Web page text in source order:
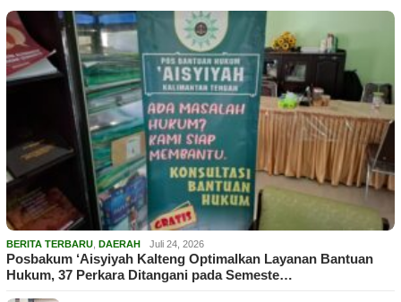
BERITA TERBARU DAERAH Juli 24, 2026
Posbakum ‘Aisyiyah Kalteng Optimalkan Layanan Bantuan
Hukum, 37 Perkara Ditangani pada Semeste…